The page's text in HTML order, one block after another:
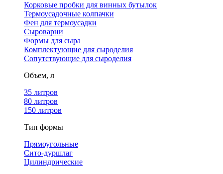
Корковые пробки для винных бутылок
Термоусадочные колпачки
Фен для термоусадки
Сыроварни
Формы для сыра
Комплектующие для сыроделия
Сопутствующие для сыроделия
Объем, л
35 литров
80 литров
150 литров
Тип формы
Прямоугольные
Сито-дуршлаг
Цилиндрические